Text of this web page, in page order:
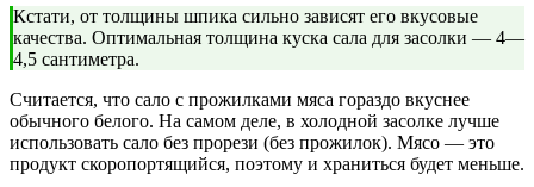
Кстати, от толщины шпика сильно зависят его вкусовые
качества. Оптимальная толщина куска сала для засолки — 4—
4,5 сантиметра.
Считается, что сало с прожилками мяса гораздо вкуснее
обычного белого. На самом деле, в холодной засолке лучше
использовать сало без прорези (без прожилок). Мясо — это
продукт скоропортящийся, поэтому и храниться будет меньше.